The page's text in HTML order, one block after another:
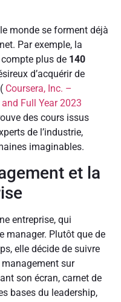
monde se forment déjà
Par exemple, la
plus de 140
d’acquérir de
Coursera, Inc. –
Full Year 2023
des cours issus
de l’industrie,
imaginables.
et la
entreprise, qui
manager. Plutôt que de
elle décide de suivre
sur
son écran, carnet de
bases du leadership,